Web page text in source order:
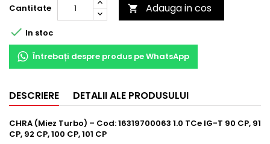
Cantitate
 Adauga in cos
 In stoc
Întrebați despre produs pe WhatsApp
DESCRIERE DETALII ALE PRODUSULUI
CHRA (Miez Turbo) – Cod: 16319700063 1.0 TCe IG-T 90 CP, 91
CP, 92 CP, 100 CP, 101 CP